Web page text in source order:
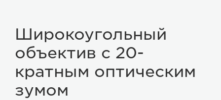
Широкоугольный
объектив с 20-
кратным оптическим
зумом